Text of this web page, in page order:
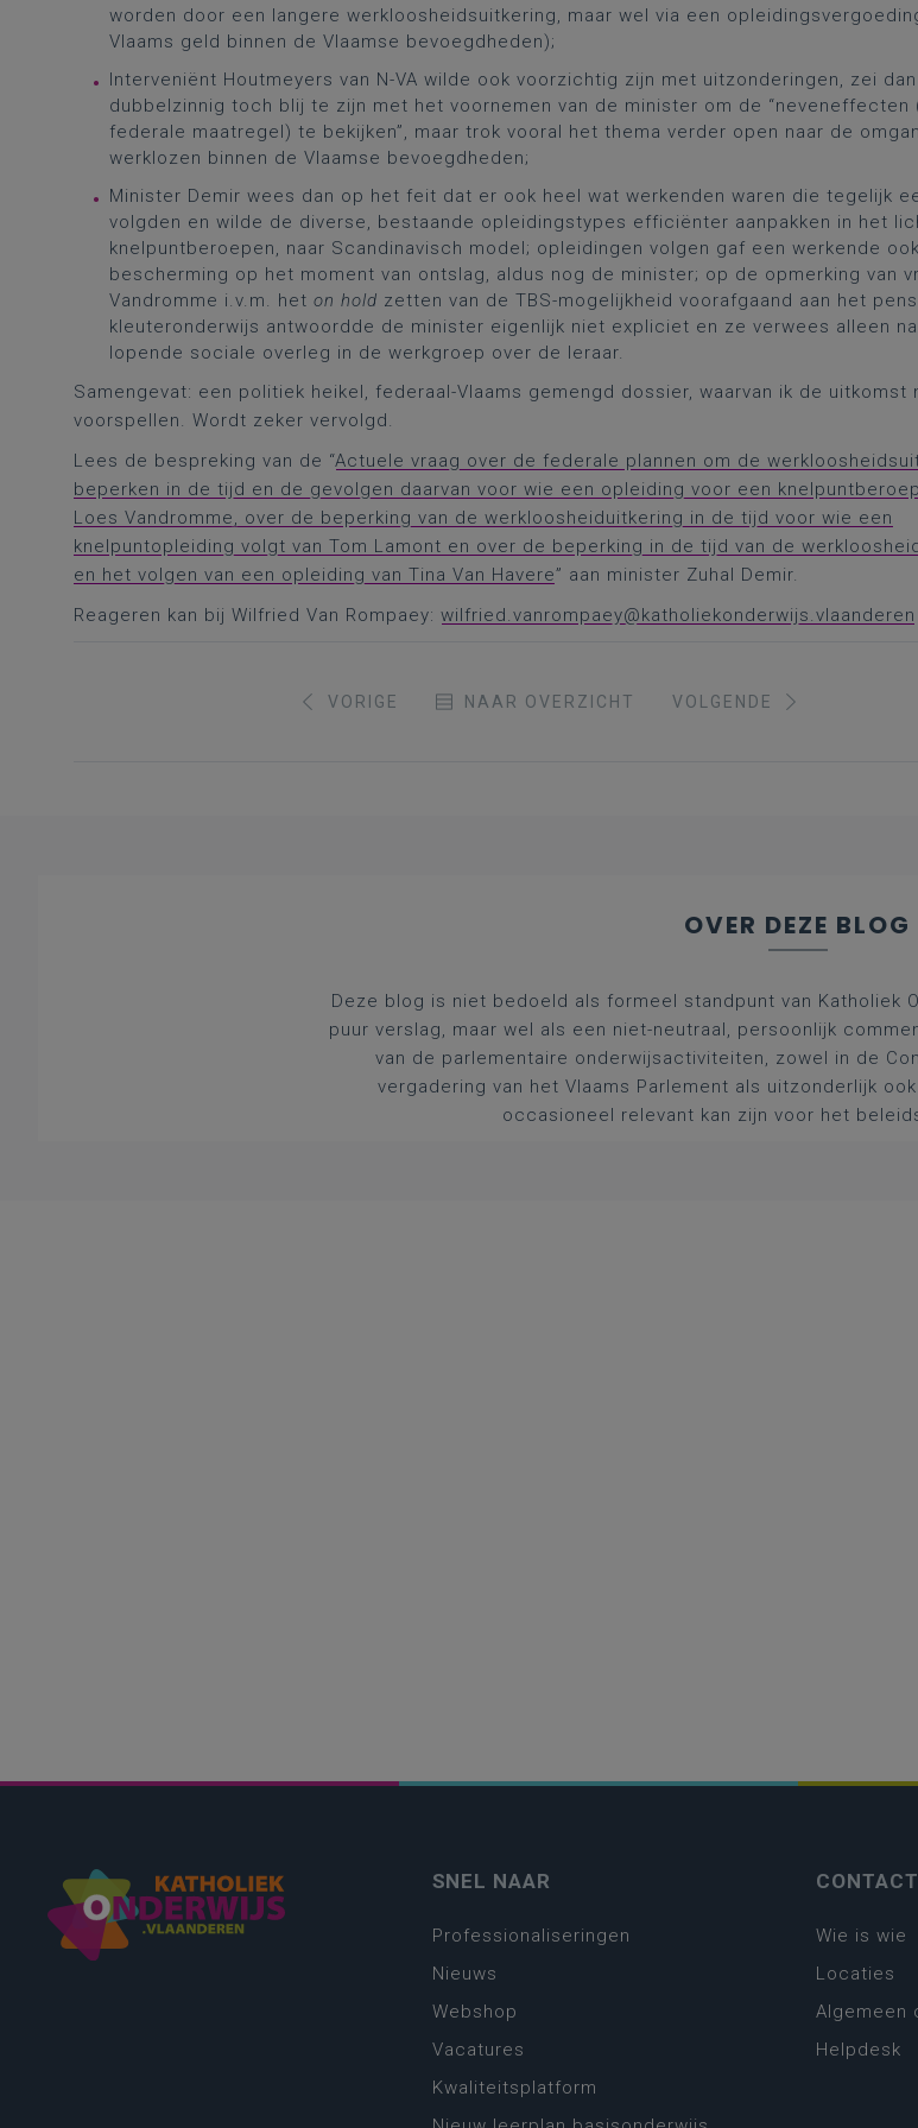
worden door een langere werkloosheidsuitkering, maar wel via een
Vlaams geld binnen de Vlaamse bevoegdheden);
Interveniënt Houtmeyers van N-VA wilde ook voorzichtig zijn met uitzonderingen, zei
dubbelzinnig toch blij te zijn met het voornemen van de minister om de “neveneffecten
federale maatregel) te bekijken”, maar trok vooral het thema verder open naar de
werklozen binnen de Vlaamse bevoegdheden;
Minister Demir wees dan op het feit dat er ook heel wat werkenden waren die tegelijk
volgden en wilde de diverse, bestaande opleidingstypes efficiënter aanpakken in het
knelpuntberoepen, naar Scandinavisch model; opleidingen volgen gaf een werkende
bescherming op het moment van ontslag, aldus nog de minister; op de opmerking van
Vandromme i.v.m. het on hold zetten van de TBS-mogelijkheid voorafgaand aan het
kleuteronderwijs antwoordde de minister eigenlijk niet expliciet en ze verwees alleen
lopende sociale overleg in de werkgroep over de leraar.
Samengevat: een politiek heikel, federaal-Vlaams gemengd dossier, waarvan ik de uitkomst
voorspellen. Wordt zeker vervolgd.
Lees de bespreking van de “Actuele vraag over de federale plannen om de
beperken in de tijd en de gevolgen daarvan voor wie een opleiding voor een
Loes Vandromme, over de beperking van de werkloosheiduitkering in de tijd voor wie een
knelpuntopleiding volgt van Tom Lamont en over de beperking in de tijd van de
en het volgen van een opleiding van Tina Van Havere” aan minister Zuhal Demir.
Reageren kan bij Wilfried Van Rompaey: wilfried.vanrompaey@katholiekonderwijs.vlaanderen
VORIGE NAAR OVERZICHT VOLGENDE
OVER DEZE BLOG
Deze blog is niet bedoeld als formeel standpunt van Katholiek
puur verslag, maar wel als een niet-neutraal, persoonlijk
van de parlementaire onderwijsactiviteiten, zowel in de
vergadering van het Vlaams Parlement als uitzonderlijk
occasioneel relevant kan zijn voor het
SNEL NAAR
Professionaliseringen
Nieuws
Webshop
Vacatures
Kwaliteitsplatform
CONTACT
Wie is wie
Locaties
Algemeen
Helpdesk